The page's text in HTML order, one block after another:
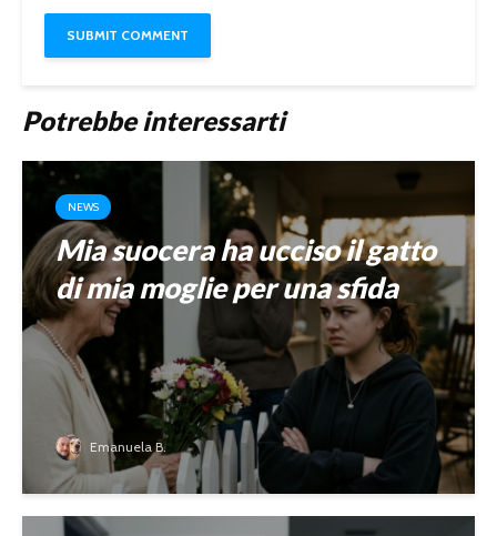
Potrebbe interessarti
NEWS
Mia suocera ha ucciso il gatto
di mia moglie per una sfida
Emanuela B.